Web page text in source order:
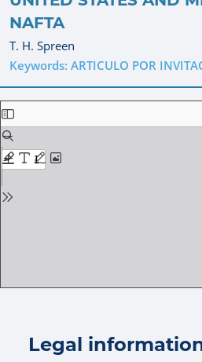
NAFTA
T. H. Spreen
Keywords: ARTICULO POR
Legal